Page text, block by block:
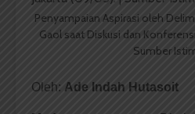
Penyampaian Aspirasi oleh
Gaol saat Diskusi dan
Sumber
Oleh: Ade Indah Hutasoit